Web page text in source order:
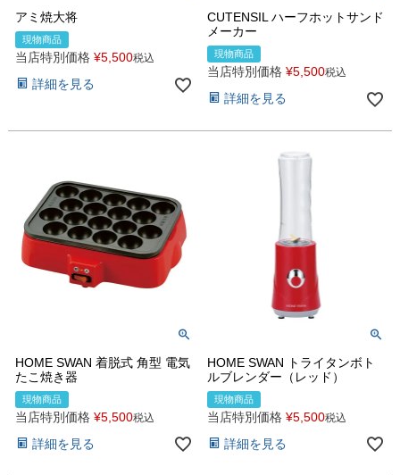
アミ焼大将
現物商品
当店特別価格 ¥5,500税込
詳細を見る
CUTENSIL ハーフホットサンド
メーカー
現物商品
当店特別価格 ¥5,500税込
詳細を見る
HOME SWAN 着脱式 角型 電気
たこ焼き器
現物商品
当店特別価格 ¥5,500税込
詳細を見る
HOME SWAN トライタンボト
ルブレンダー（レッド）
現物商品
当店特別価格 ¥5,500税込
詳細を見る